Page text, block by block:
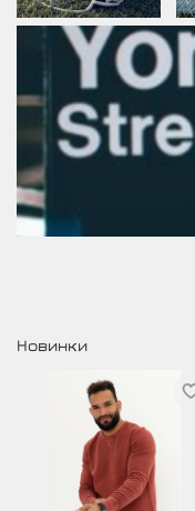
Новинки